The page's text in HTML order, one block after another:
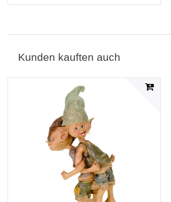
Kunden kauften auch